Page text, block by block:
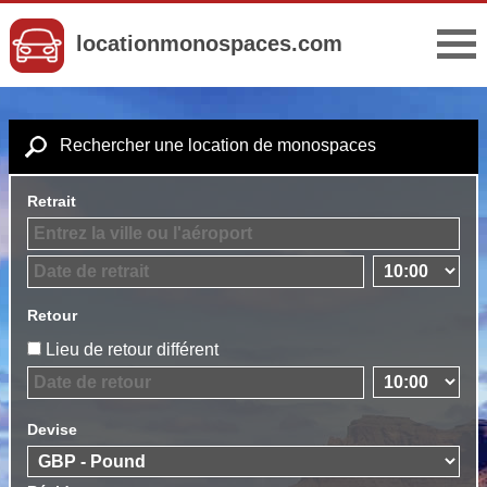
locationmonospaces.com
Rechercher une location de monospaces
Retrait
Retour
Lieu de retour différent
Devise